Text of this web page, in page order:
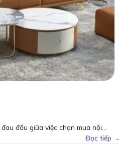
đầu giữa việc chọn mua nội...
Đọc tiếp